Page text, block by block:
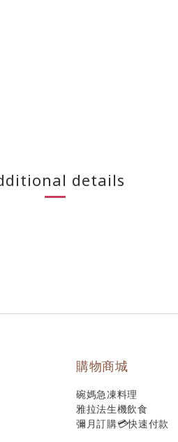
details
購物商城
碗媽急凍料理
雅拉法生機飲食
彌月訂購💳快速付款